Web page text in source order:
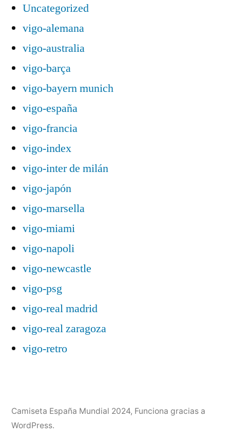
Uncategorized
vigo-alemana
vigo-australia
vigo-barça
vigo-bayern munich
vigo-españa
vigo-francia
vigo-index
vigo-inter de milán
vigo-japón
vigo-marsella
vigo-miami
vigo-napoli
vigo-newcastle
vigo-psg
vigo-real madrid
vigo-real zaragoza
vigo-retro
Camiseta España Mundial 2024, Funciona gracias a
WordPress.